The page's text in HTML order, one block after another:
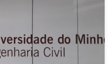
um edifício localizado no cruzamento entre
(Braga), por suspeita de risco de
noutro local e os cinco
Nesse contexto, o Município de […]